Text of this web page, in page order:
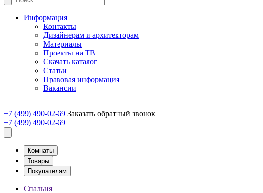
Информация
Контакты
Дизайнерам и архитекторам
Материалы
Проекты на ТВ
Скачать каталог
Статьи
Правовая информация
Вакансии
+7 (499) 490-02-69 Заказать обратный звонок
+7 (499) 490-02-69